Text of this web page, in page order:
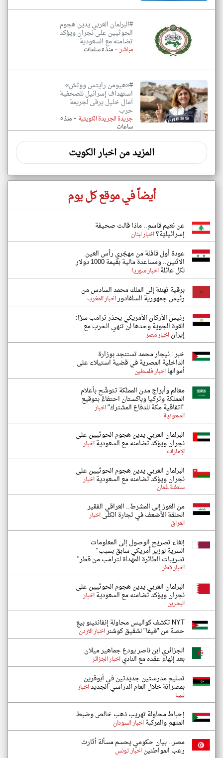
#البرلمان العربي يدين هجوم
الحوثيين على نجران ويؤكد
تضامنه مع السعودية
مباشر-منذ ٥ ساعات
#«هيومن رايتس ووتش»
استهداف إسرائيل للصحفية
آمال خليل يرقى لجريمة
حرب
جريدة الجريدة الكويتية - منذ ٥
ساعات
المزيد من اخبار الكويت
أيضاً في موقع كل يوم
عن نعيم قاسم.. ماذا قالت صحيفة
إسرائيليّة؟اخبار لبنان
عودة أول قافلة من مهجّري رأس العين
الاثنين.. ومساعدة مالية بقيمة 1000 دولار
لكل عائلةاخبار سوريا
برقية تهنئة إلى الملك محمد السادس من
رئيس جمهورية السلفادوراخبار المغرب
رئيس الأركان الأمريكي يحذر ترامب سرًا:
القوة الجوية وحدها لن تنهي الحرب مع
إيراناخبار مصر
خبر : نيجار محمد تستنجد بوزارة
الداخلية المصرية في قضية استيلاء على
أموالهااخبار فلسطين
معالم وأبراج مدن المملكة تتوشّح بأعلام
المملكة وتركيا وباكستان احتفاءً بتوقيع
"اتفاقية مكة للدفاع المشترك"اخبار
السعودية
البرلمان العربي يدين هجوم الحوثيين على
نجران ويؤكد تضامنه مع السعوديةاخبار
الإمارات
البرلمان العربي يدين هجوم الحوثيين على
نجران ويؤكد تضامنه مع السعوديةاخبار
سلطنة عُمان
من العوز إلى المشرط.. العراقي الفقير
الحلقة الأضعف في تجارة الكلىاخبار
العراق
إلغاء تصريح الوصول إلى المعلومات
السرية لوزير أمريكي سابق بسبب"
تسريبات الطائرة المهداة لترامب من قطر"
اخبار قطر
البرلمان العربي يدين هجوم الحوثيين على
نجران ويؤكد تضامنه مع السعوديةاخبار
البحرين
NYT تكشف كواليس محاولة إنفانتينو بيع
حصة من "فيفا" لشقيق كوشنراخبار الاردن
الجزائري ابن ناصر يودع جماهير ميلان
بعد إنهاء عقده مع النادياخبار الجزائر
تسليم مدرستين جديدتين في أبوقرين
بمصراتة خلال العام الدراسي الجديداخبار
ليبيا
إحباط محاولة تهريب ذهب خالص وضبط
المتهم والمركبةاخبار السودان
مصر.. بيان حكومي يحسم مسألة أثارت
رعب المواطنيناخبار تونس